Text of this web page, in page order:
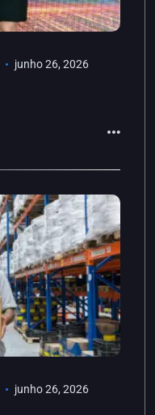
junho 26, 2026
junho 26, 2026